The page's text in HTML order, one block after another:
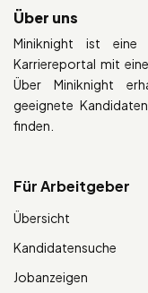
Über uns
Miniknight ist eine
Karriereportal mit
Über Miniknight
geeignete
finden.
Für Arbeitgeber
Übersicht
Kandidatensuche
Jobanzeigen